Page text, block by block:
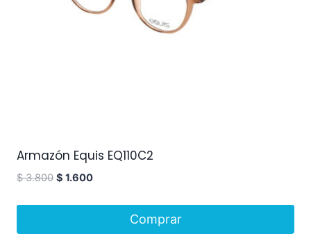
Armazón Equis EQ110C2
$3.800 $ 1.600
Comprar